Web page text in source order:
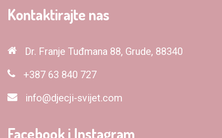
Kontaktirajte nas
Dr. Franje Tuđmana 88, Grude, 88340
+387 63 840 727
info@djecji-svijet.com
Facebook i Instagram